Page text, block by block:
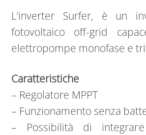
L’inverter Surfer, è un
fotovoltaico off-grid
elettropompe monofase e
Caratteristiche
– Regolatore MPPT
– Funzionamento senza
– Possibilità di